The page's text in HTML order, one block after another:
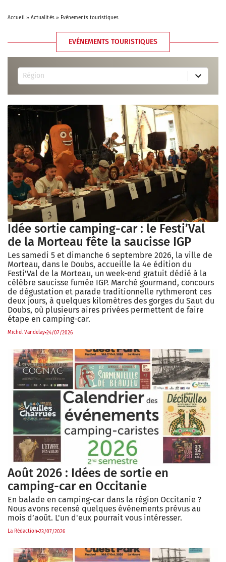
Accueil» Actualités» Evénements touristiques
EVÉNEMENTS TOURISTIQUES
Région
8
r
u
l
v
a
i
a
b
e
Idée sortie camping-car : le Festi’Val
de la Morteau fête la saucisse IGP
Les samedi 5 et dimanche 6 septembre 2026, la ville de
Morteau, dans le Doubs, accueille la 4e édition du
Festi'Val de la Morteau, un week-end gratuit dédié à la
célèbre saucisse fumée IGP. Marché gourmand, concours
de dégustation et parade traditionnelle rythmeront ces
deux jours, à quelques kilomètres des gorges du Saut du
Doubs, où plusieurs aires privées permettent de faire
étape en camping-car.
Michel Vandelay 24/07/2026
Août 2026 : Idées de sortie en
camping-car en Occitanie
En balade en camping-car dans la région Occitanie ?
Nous avons recensé quelques événements prévus au
mois d’août. L'un d'eux pourrait vous intéresser.
La Rédaction 23/07/2026